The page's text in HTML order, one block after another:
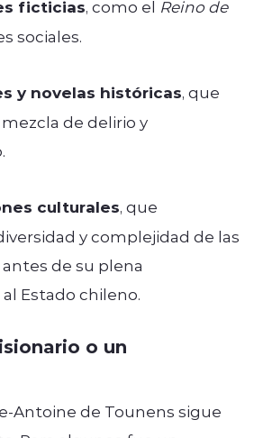
ficticias, como el Reino de
sociales.
y novelas históricas, que
de delirio y
culturales, que
y complejidad de las
de su plena
Estado chileno.
o un
Antoine de Tounens sigue